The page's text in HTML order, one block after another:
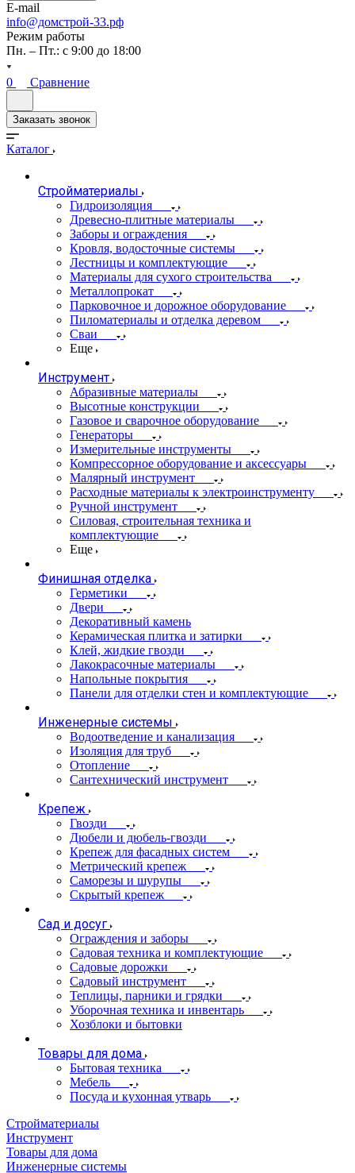
E-mail
info@домстрой-33.рф
Режим работы
Пн. – Пт.: с 9:00 до 18:00
0 Сравнение
Заказать звонок
Каталог
Стройматериалы
Гидроизоляция
Древесно-плитные материалы
Заборы и ограждения
Кровля, водосточные системы
Лестницы и комплектующие
Материалы для сухого строительства
Металлопрокат
Парковочное и дорожное оборудование
Пиломатериалы и отделка деревом
Сваи
Еще
Инструмент
Абразивные материалы
Высотные конструкции
Газовое и сварочное оборудование
Генераторы
Измерительные инструменты
Компрессорное оборудование и аксессуары
Малярный инструмент
Расходные материалы к электроинструменту
Ручной инструмент
Силовая, строительная техника и
комплектующие
Еще
Финишная отделка
Герметики
Двери
Декоративный камень
Керамическая плитка и затирки
Клей, жидкие гвозди
Лакокрасочные материалы
Напольные покрытия
Панели для отделки стен и комплектующие
Инженерные системы
Водоотведение и канализация
Изоляция для труб
Отопление
Сантехнический инструмент
Крепеж
Гвозди
Дюбели и дюбель-гвозди
Крепеж для фасадных систем
Метрический крепеж
Саморезы и шурупы
Скрытый крепеж
Сад и досуг
Ограждения и заборы
Садовая техника и комплектующие
Садовые дорожки
Садовый инструмент
Теплицы, парники и грядки
Уборочная техника и инвентарь
Хозблоки и бытовки
Товары для дома
Бытовая техника
Мебель
Посуда и кухонная утварь
Стройматериалы
Инструмент
Товары для дома
Инженерные системы